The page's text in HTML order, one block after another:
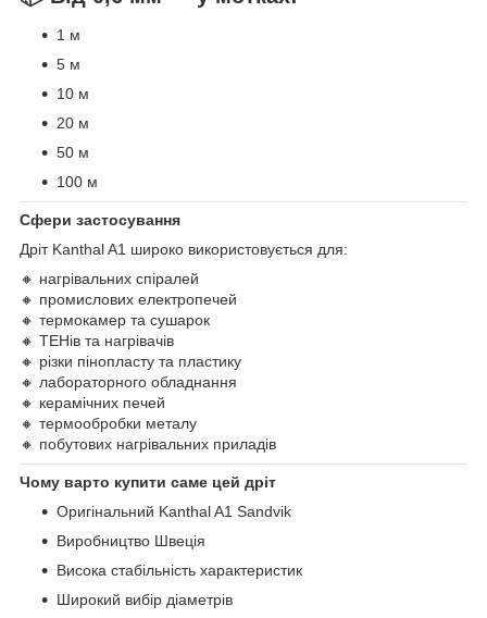
1 м
5 м
10 м
20 м
50 м
100 м
Сфери застосування
Дріт Kanthal A1 широко використовується для:
🔸 нагрівальних спіралей
🔸 промислових електропечей
🔸 термокамер та сушарок
🔸 ТЕНів та нагрівачів
🔸 різки пінопласту та пластику
🔸 лабораторного обладнання
🔸 керамічних печей
🔸 термообробки металу
🔸 побутових нагрівальних приладів
Чому варто купити саме цей дріт
Оригінальний Kanthal A1 Sandvik
Виробництво Швеція
Висока стабільність характеристик
Широкий вибір діаметрів